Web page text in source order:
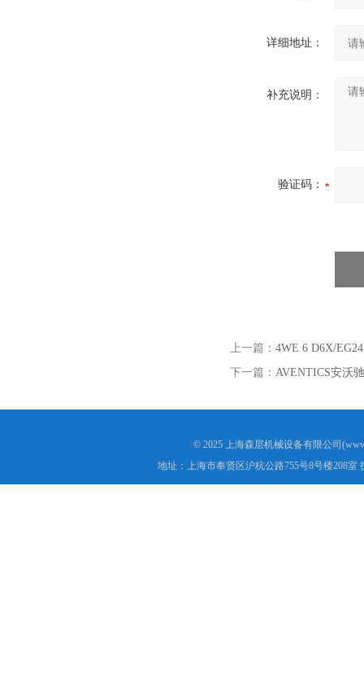
详细地址：
补充说明：
验证码：
上一篇： 4WE 6 D6X/
下一篇： AVENTICS安沃
© 2025 上海森层机械设备有限公司
地址：上海市奉贤区沪杭公路755号8号楼208室